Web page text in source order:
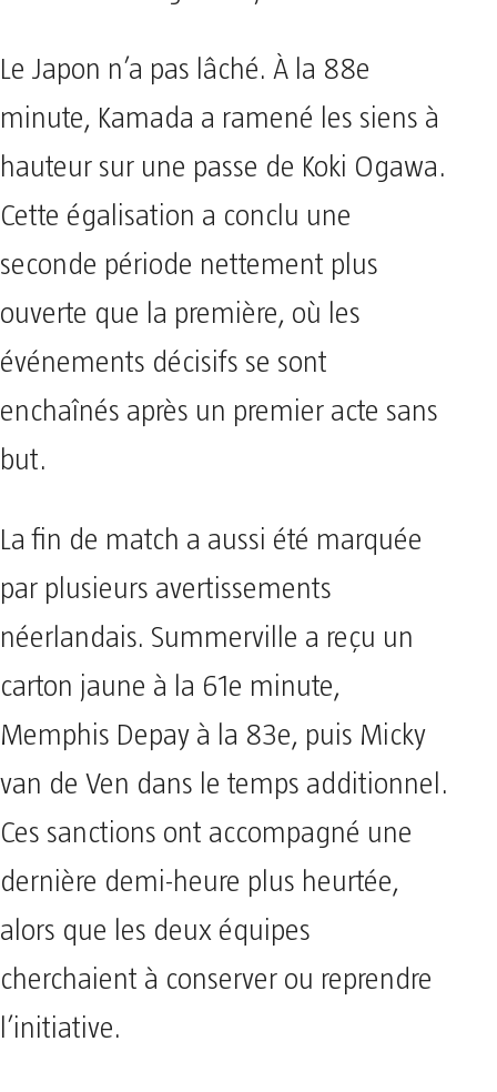
Le Japon n’a pas lâché. À la 88e
minute, Kamada a ramené les siens à
hauteur sur une passe de Koki Ogawa.
Cette égalisation a conclu une
seconde période nettement plus
ouverte que la première, où les
événements décisifs se sont
enchaînés après un premier acte sans
but.
La fin de match a aussi été marquée
par plusieurs avertissements
néerlandais. Summerville a reçu un
carton jaune à la 61e minute,
Memphis Depay à la 83e, puis Micky
van de Ven dans le temps additionnel.
Ces sanctions ont accompagné une
dernière demi-heure plus heurtée,
alors que les deux équipes
cherchaient à conserver ou reprendre
l’initiative.